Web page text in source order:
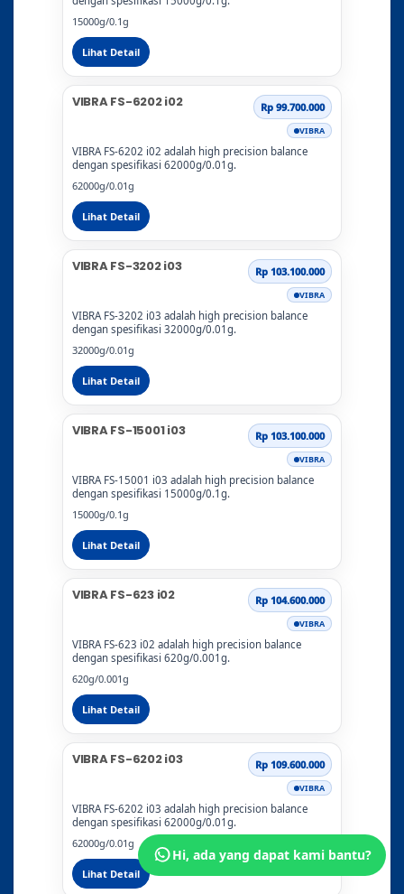
Hi, ada yang dapat kami bantu?
15000g/0.1g
Lihat Detail
VIBRA
VIBRA FS-6202 i02
VIBRA FS-6202 i02 adalah high precision balance
dengan spesifikasi 62000g/0.01g.
62000g/0.01g
Rp 99.700.000
Lihat Detail
VIBRA
VIBRA FS-3202 i03
VIBRA FS-3202 i03 adalah high precision balance
dengan spesifikasi 32000g/0.01g.
32000g/0.01g
Rp 103.100.000
Lihat Detail
VIBRA
VIBRA FS-15001 i03
VIBRA FS-15001 i03 adalah high precision balance
dengan spesifikasi 15000g/0.1g.
15000g/0.1g
Rp 103.100.000
Lihat Detail
VIBRA
VIBRA FS-623 i02
VIBRA FS-623 i02 adalah high precision balance
dengan spesifikasi 620g/0.001g.
620g/0.001g
Rp 104.600.000
Lihat Detail
VIBRA
VIBRA FS-6202 i03
VIBRA FS-6202 i03 adalah high precision balance
dengan spesifikasi 62000g/0.01g.
62000g/0.01g
Rp 109.600.000
Lihat Detail